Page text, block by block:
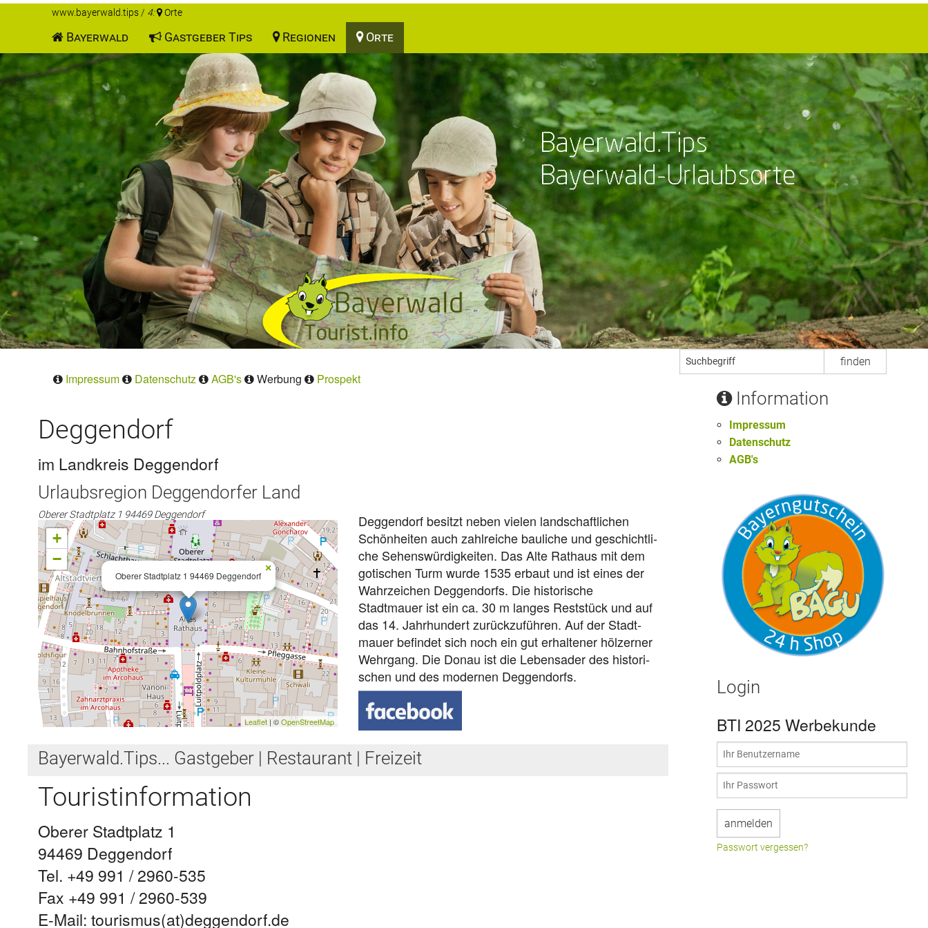
www.bayerwald.tips/ 4: Orte
Bayerwald Gastgeber Tips Regionen Orte
Impressum Datenschutz AGB's Werbung Prospekt
Deggendorf
im Landkreis Deggendorf
Urlaubsregion Deggendorfer Land
Oberer Stadtplatz 1 94469 Deggendorf
Oberer Stadtplatz 1 94469 Deggendorf
×
+
−
Leaflet | ©OpenStreetMap
Deg­gen­dorf be­sitzt ne­ben vie­len land­schaft­li­chen
Schön­hei­ten auch zahl­rei­che bau­li­che und ge­schicht­li­
che Se­hens­wür­dig­kei­ten. Das Al­te Rat­haus mit dem
go­ti­schen Turm wur­de 1535 er­baut und ist ei­nes der
Wahr­zei­chen Deg­gen­dorfs. Die historische
Stadtmauer ist ein ca. 30 m lan­ges Rest­stück und auf
das 14. Jahr­hun­dert zu­rück­zu­füh­ren. Auf der Stadt­
mau­er be­fin­det sich noch ein gut er­hal­te­ner höl­zer­ner
Wehr­gang. Die Do­nau ist die Le­bens­ader des his­to­ri­
schen und des mo­der­nen Deg­gen­dorfs.
Bayerwald.Tips... Gastgeber | Restaurant | Freizeit
Touristinformation
Oberer Stadtplatz 1
94469 Deggendorf
Tel. +49 991 / 2960-535
Fax +49 991 / 2960-539
E-Mail: tourismus(at)deggendorf.de
Information
Impressum
Datenschutz
AGB's
Login
BTI 2025 Werbekunde
Passwort vergessen?